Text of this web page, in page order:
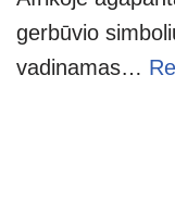
gerbūvio
vadinamas…